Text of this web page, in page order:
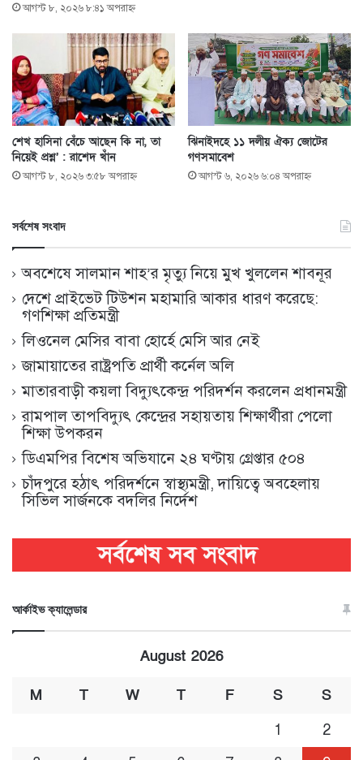
আগস্ট ৮, ২০২৬ ৮:৪১ অপরাহ্ণ
শেখ হাসিনা বেঁচে আছেন কি না, তা
নিয়েই প্রশ্ন’ : রাশেদ খাঁন
আগস্ট ৮, ২০২৬ ৩:৫৮ অপরাহ্ণ
ঝিনাইদহে ১১ দলীয় ঐক্য জোটের
গণসমাবেশ
আগস্ট ৬, ২০২৬ ৬:০৪ অপরাহ্ণ
সর্বশেষ সংবাদ
অবশেষে সালমান শাহ’র মৃত্যু নিয়ে মুখ খুললেন শাবনূর
দেশে প্রাইভেট টিউশন মহামারি আকার ধারণ করেছে:
গণশিক্ষা প্রতিমন্ত্রী
লিওনেল মেসির বাবা হোর্হে মেসি আর নেই
জামায়াতের রাষ্ট্রপতি প্রার্থী কর্নেল অলি
মাতারবাড়ী কয়লা বিদ্যুৎকেন্দ্র পরিদর্শন করলেন প্রধানমন্ত্রী
রামপাল তাপবিদ্যুৎ কেন্দ্রের সহায়তায় শিক্ষার্থীরা পেলো
শিক্ষা উপকরন
ডিএমপির বিশেষ অভিযানে ২৪ ঘণ্টায় গ্রেপ্তার ৫০৪
চাঁদপুরে হঠাৎ পরিদর্শনে স্বাস্থ্যমন্ত্রী, দায়িত্বে অবহেলায়
সিভিল সার্জনকে বদলির নির্দেশ
আর্কাইভ ক্যালেন্ডার
August 2026
M T W T F S S
1
2